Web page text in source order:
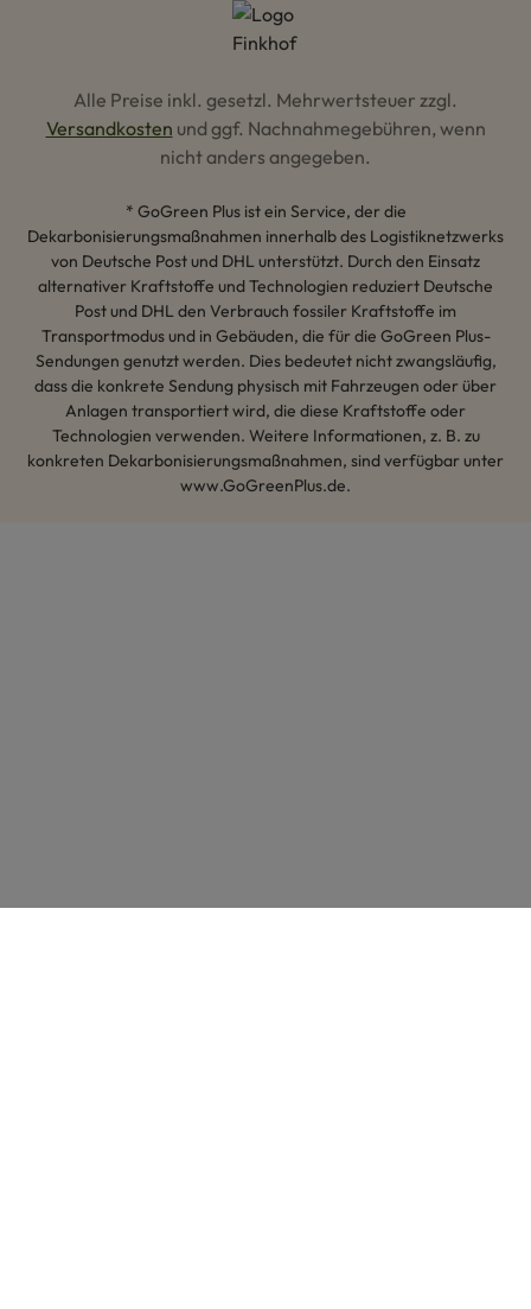
Alle Preise inkl. gesetzl. Mehrwertsteuer zzgl.
Versandkosten und ggf. Nachnahmegebühren, wenn
nicht anders angegeben.
* GoGreen Plus ist ein Service, der die
Dekarbonisierungsmaßnahmen innerhalb des Logistiknetzwerks
von Deutsche Post und DHL unterstützt. Durch den Einsatz
alternativer Kraftstoffe und Technologien reduziert Deutsche
Post und DHL den Verbrauch fossiler Kraftstoffe im
Transportmodus und in Gebäuden, die für die GoGreen Plus-
Sendungen genutzt werden. Dies bedeutet nicht zwangsläufig,
dass die konkrete Sendung physisch mit Fahrzeugen oder über
Anlagen transportiert wird, die diese Kraftstoffe oder
Technologien verwenden. Weitere Informationen, z. B. zu
konkreten Dekarbonisierungsmaßnahmen, sind verfügbar unter
www.GoGreenPlus.de.